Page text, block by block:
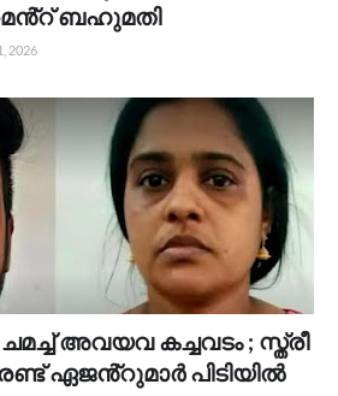
ബഹുമതി
2026
അവയവ കച്ചവടം ; സ്ത്രീ
ഏജൻ്റുമാർ പിടിയിൽ